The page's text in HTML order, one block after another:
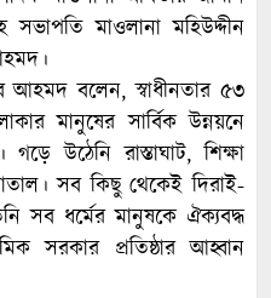
মাওলানা মহিউদ্দীন
আহমদ বলেন, স্বাধীনতার ৫৩
মানুষের সার্বিক উন্নয়নে
উঠেনি রাস্তাঘাট, শিক্ষা
সব কিছু থেকেই দিরাই-
সব ধর্মের মানুষকে ঐক্যবদ্ধ
সরকার প্রতিষ্ঠার আহ্বান